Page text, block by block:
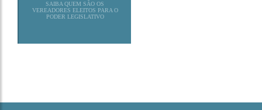
SAIBA QUEM SÃO OS
VEREADORES ELEITOS PARA O
PODER LEGISLATIVO